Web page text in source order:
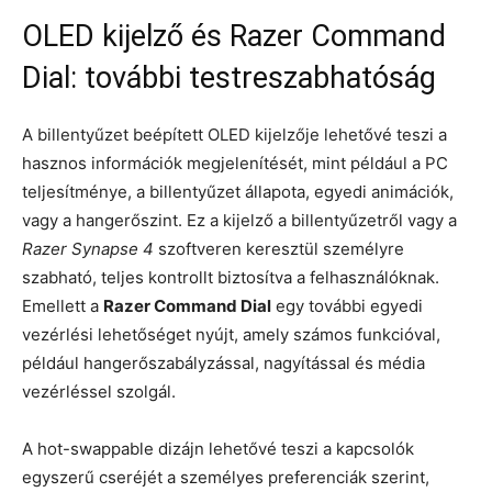
OLED kijelző és Razer Command
Dial: további testreszabhatóság
A billentyűzet beépített OLED kijelzője lehetővé teszi a
hasznos információk megjelenítését, mint például a PC
teljesítménye, a billentyűzet állapota, egyedi animációk,
vagy a hangerőszint. Ez a kijelző a billentyűzetről vagy a
Razer Synapse 4 szoftveren keresztül személyre
szabható, teljes kontrollt biztosítva a felhasználóknak.
Emellett a Razer Command Dial egy további egyedi
vezérlési lehetőséget nyújt, amely számos funkcióval,
például hangerőszabályzással, nagyítással és média
vezérléssel szolgál.
A hot-swappable dizájn lehetővé teszi a kapcsolók
egyszerű cseréjét a személyes preferenciák szerint,